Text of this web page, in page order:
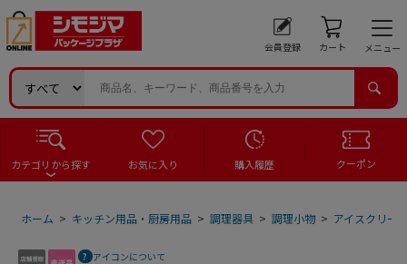
会員登録 カート メニュー
カテゴリから探す お気に入り 購入履歴 クーポン
ホーム > キッチン用品・厨房用品 > 調理器具 > 調理小物 > アイスクリー
アイコンについて